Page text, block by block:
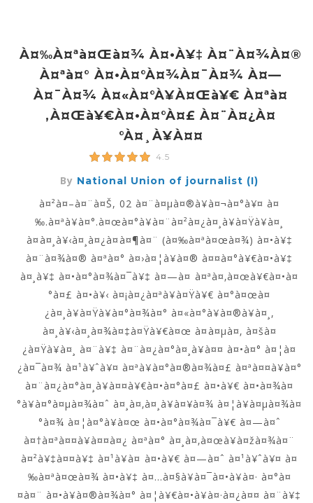
À¤‰à¤ªà¤œà¤¾ À¤•à¥‡ À¤¨à¤¾à¤®
À¤ªà¤° À¤•à¤°à¤¾à¤¯à¤¾ À¤—
À¤¯à¤¾ À¤«à¤°à¥à¤œà¥€ À¤ªà¤
‚à¤œà¥€à¤•à¤°à¤£ À¤¨à¤¿à¤
°à¤¸à¥à¤¤
4.5
By National Union of journalist (I)
à¤²à¤–à¤¨à¤Š, 02 à¤¨à¤µà¤®à¥à¤¬à¤°à¥¤ à¤
‰.à¤ªà¥à¤°.à¤œà¤°à¥à¤¨à¤²à¤¿à¤¸à¥à¤Ÿà¥à¤¸
à¤à¤¸à¥‹à¤¸à¤¿à¤à¤¶à¤¨ (à¤‰à¤ªà¤œà¤¾) à¤•à¥‡
à¤¨à¤¾à¤® à¤ªà¤° à¤›à¤¦à¥à¤® à¤¤à¤°à¥€à¤•à¥‡
à¤¸à¥‡ à¤•à¤°à¤¾à¤¯à¥‡ à¤—à¤ à¤ªà¤‚à¤œà¥€à¤•à¤
°à¤£ à¤•à¥‹ à¤¡à¤¿à¤ªà¥à¤Ÿà¥€ à¤°à¤œà¤
¿à¤¸à¥à¤Ÿà¥à¤°à¤¾à¤° à¤«à¤°à¥à¤®à¥à¤¸,
à¤¸à¥‹à¤¸à¤¾à¤‡à¤Ÿà¥€à¤œ à¤à¤µà¤‚ à¤šà¤
¿à¤Ÿà¥à¤¸ à¤¨à¥‡ à¤¨à¤¿à¤°à¤¸à¥à¤¤ à¤•à¤° à¤¦à¤
¿à¤¯à¤¾ à¤¹à¥ˆà¥¤ à¤ªà¥à¤°à¤®à¤¾à¤£ à¤ªà¤¤à¥à¤°
à¤¨à¤¿à¤°à¤¸à¥à¤¤à¥€à¤•à¤°à¤£ à¤•à¥€ à¤•à¤¾à¤
°à¥à¤°à¤µà¤¾à¤ˆ à¤¸à¤‚à¤¸à¥à¤¥à¤¾ à¤¦à¥à¤µà¤¾à¤
°à¤¾ à¤¦à¤°à¥à¤œ à¤•à¤°à¤¾à¤¯à¥€ à¤—à¤ˆ
à¤†à¤ªà¤¤à¥à¤¤à¤¿ à¤ªà¤° à¤¸à¤‚à¤œà¥à¤žà¤¾à¤¨
à¤²à¥‡à¤¤à¥‡ à¤¹à¥à¤ à¤•à¥€ à¤—à¤ˆ à¤¹à¥ˆà¥¤ à¤
‰à¤ªà¤œà¤¾ à¤•à¥‡ à¤…à¤§à¥à¤¯à¤•à¥à¤· à¤°à¤
¤à¤¨ à¤•à¥à¤®à¤¾à¤° à¤¦à¥€à¤•à¥à¤·à¤¿à¤¤ à¤¨à¥‡